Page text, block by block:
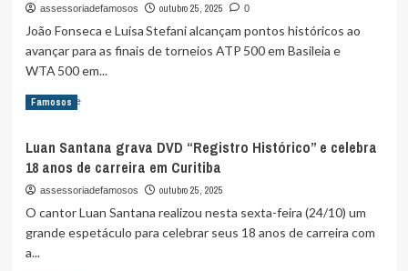
mostra
força
com
10
assessoriadefamosos outubro 25, 2025 0
João Fonseca e Luísa Stefani alcançam pontos históricos ao
avançar para as finais de torneios ATP 500 em Basileia e
WTA 500 em...
Read MoreRead
João
Fonseca
e
Stefani:
Brasileiros
Famosos
Luan Santana grava DVD “Registro Histórico” e celebra
18 anos de carreira em Curitiba
assessoriadefamosos outubro 25, 2025
O cantor Luan Santana realizou nesta sexta-feira (24/10) um
grande espetáculo para celebrar seus 18 anos de carreira com
a...